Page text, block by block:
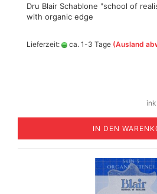
Dru Blair Schablone "school of
with organic edge
Lieferzeit: ca. 1-3 Tage (Ausland
IN DEN